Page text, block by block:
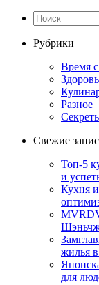
Рубрики
Время
Разное
Свежие
Топ-5
и
Кухня
жилья
для